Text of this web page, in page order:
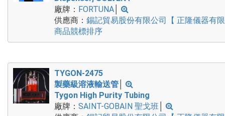
廠牌： FORTUNA
供應商： 錫記貿易股份有限公司【 正隆儀器有限
商品競標排序
TYGON-2475
製藥級溶液輸送管
Tygon High Purity Tubing
廠牌： SAINT-GOBAIN 聖戈班